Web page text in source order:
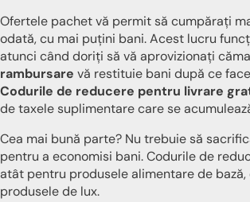
Ofertele pachet vă permit să cumpărați
odată, cu mai puțini bani. Acest lucru
atunci când doriți să vă aprovizionați
rambursare vă restituie bani după ce
Codurile de reducere pentru livrare
de taxele suplimentare care se
Cea mai bună parte? Nu trebuie să
pentru a economisi bani. Codurile de
atât pentru produsele alimentare de
produsele de lux.